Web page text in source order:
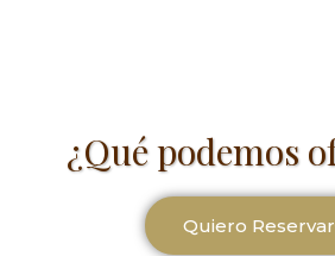
¿Qué podemos
Quiero Reservar